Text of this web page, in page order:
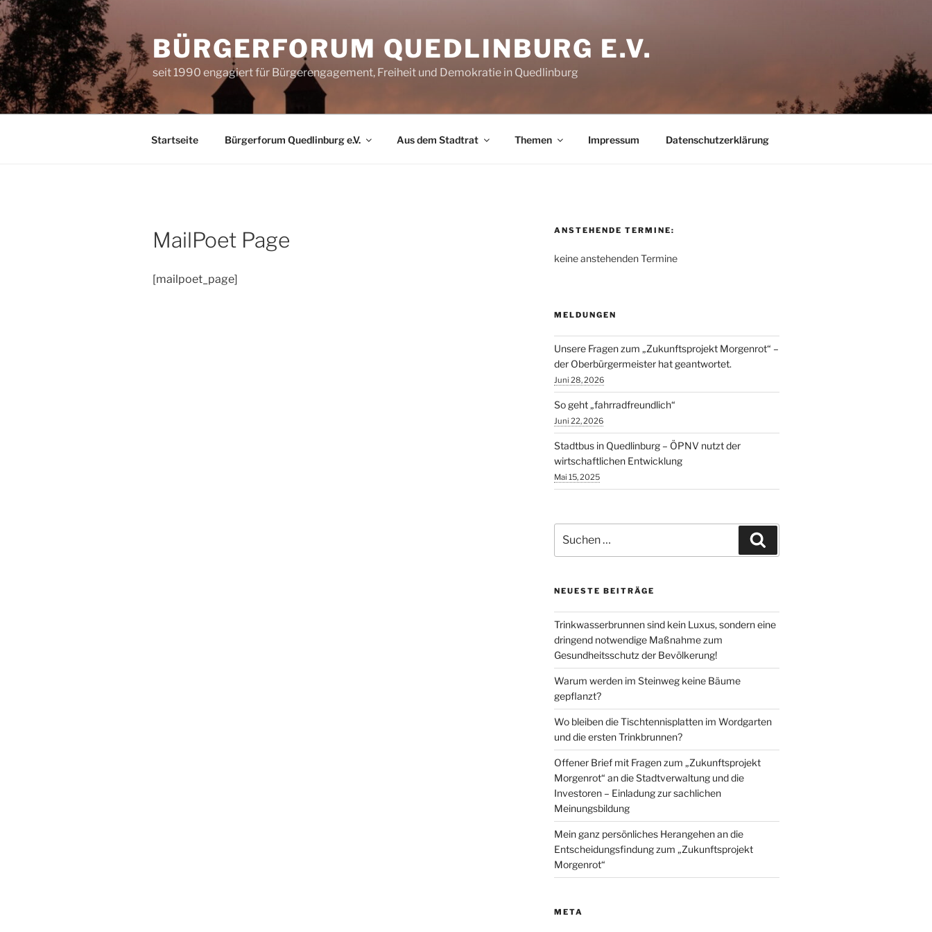
Zum
Inhalt
springen
BÜRGERFORUM QUEDLINBURG E.V.
seit 1990 engagiert für Bürgerengagement, Freiheit und Demokratie in Quedlinburg
Startseite Bürgerforum Quedlinburg e.V. Aus dem Stadtrat Themen Impressum Datenschutzerklärung
MailPoet Page
[mailpoet_page]
ANSTEHENDE TERMINE:
keine anstehenden Termine
MELDUNGEN
Unsere Fragen zum „Zukunftsprojekt Morgenrot“ –
der Oberbürgermeister hat geantwortet.
Juni 28, 2026
So geht „fahrradfreundlich“
Juni 22, 2026
Stadtbus in Quedlinburg – ÖPNV nutzt der
wirtschaftlichen Entwicklung
Mai 15, 2025
nach:
NEUESTE BEITRÄGE
Trinkwasserbrunnen sind kein Luxus, sondern eine
dringend notwendige Maßnahme zum
Gesundheitsschutz der Bevölkerung!
Warum werden im Steinweg keine Bäume
gepflanzt?
Wo bleiben die Tischtennisplatten im Wordgarten
und die ersten Trinkbrunnen?
Offener Brief mit Fragen zum „Zukunftsprojekt
Morgenrot“ an die Stadtverwaltung und die
Investoren – Einladung zur sachlichen
Meinungsbildung
Mein ganz persönliches Herangehen an die
Entscheidungsfindung zum „Zukunftsprojekt
Morgenrot“
META